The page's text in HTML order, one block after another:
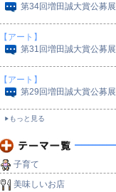
第34回増田誠大賞公募展
【アート】
第31回増田誠大賞公募展
【アート】
第29回増田誠大賞公募展
もっと見る
子育て
美味しいお店